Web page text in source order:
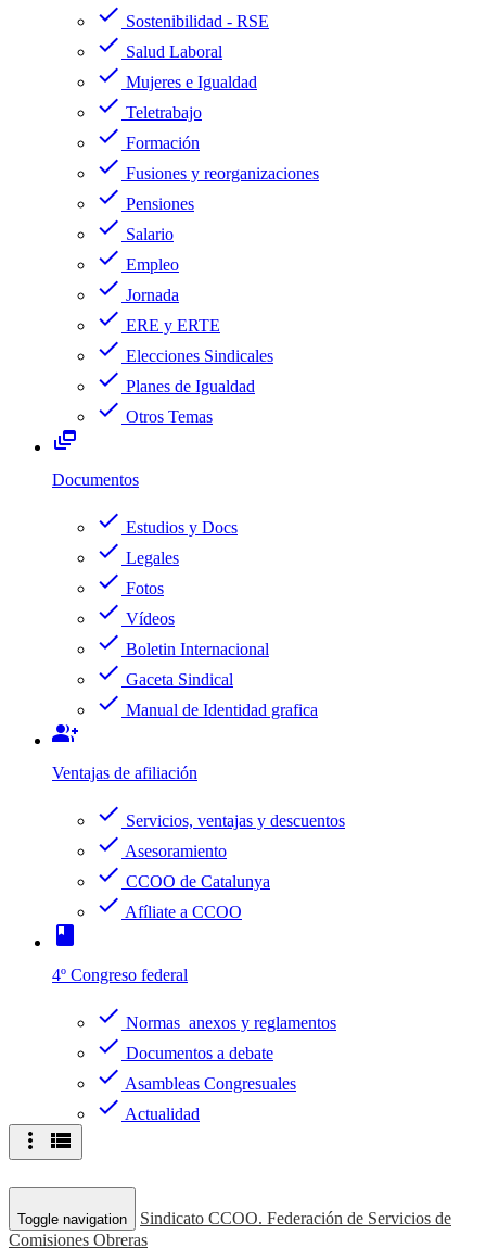
check Sostenibilidad - RSE
check Salud Laboral
check Mujeres e Igualdad
check Teletrabajo
check Formación
check Fusiones y reorganizaciones
check Pensiones
check Salario
check Empleo
check Jornada
check ERE y ERTE
check Elecciones Sindicales
check Planes de Igualdad
check Otros Temas
dynamic_feed
Documentos
check Estudios y Docs
check Legales
check Fotos
check Vídeos
check Boletin Internacional
check Gaceta Sindical
check Manual de Identidad grafica
group_add
Ventajas de afiliación
check Servicios, ventajas y descuentos
check Asesoramiento
check CCOO de Catalunya
check Afíliate a CCOO
book
4º Congreso federal
check Normas anexos y reglamentos
check Documentos a debate
check Asambleas Congresuales
check Actualidad
more_vert view_list
Toggle navigation
Sindicato CCOO. Federación de Servicios de
Comisiones Obreras